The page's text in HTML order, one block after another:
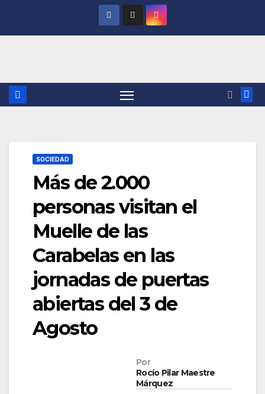
SOCIEDAD
Más de 2.000
personas visitan el
Muelle de las
Carabelas en las
jornadas de puertas
abiertas del 3 de
Agosto
Por
Rocío Pilar Maestre
Márquez